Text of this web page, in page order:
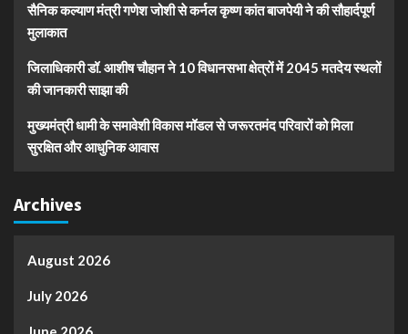
सैनिक कल्याण मंत्री गणेश जोशी से कर्नल कृष्ण कांत बाजपेयी ने की सौहार्दपूर्ण
मुलाकात
जिलाधिकारी डॉ. आशीष चौहान ने 10 विधानसभा क्षेत्रों में 2045 मतदेय स्थलों
की जानकारी साझा की
मुख्यमंत्री धामी के समावेशी विकास मॉडल से जरूरतमंद परिवारों को मिला
सुरक्षित और आधुनिक आवास
Archives
August 2026
July 2026